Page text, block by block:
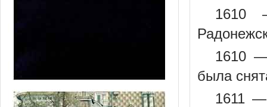
1610
1610 —
была
1611 —